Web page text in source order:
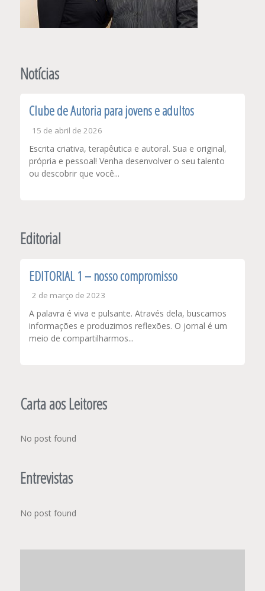
Notícias
Clube de Autoria para jovens e adultos
15 de abril de 2026
Escrita criativa, terapêutica e autoral. Sua e original,
própria e pessoal! Venha desenvolver o seu talento
ou descobrir que você...
Editorial
EDITORIAL 1 – nosso compromisso
2 de março de 2023
A palavra é viva e pulsante. Através dela, buscamos
informações e produzimos reflexões. O jornal é um
meio de compartilharmos...
Carta aos Leitores
No post found
Entrevistas
No post found